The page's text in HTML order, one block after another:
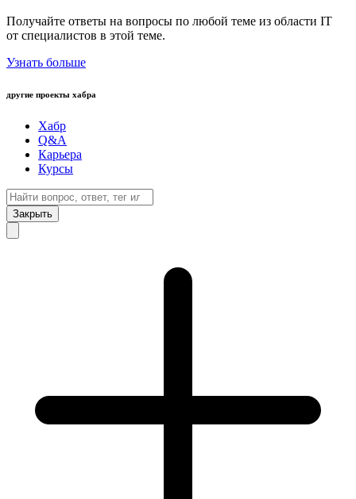
Получайте ответы на вопросы по любой теме из области IT
от специалистов в этой теме.
Узнать больше
другие проекты хабра
Хабр
Q&A
Карьера
Курсы
Закрыть